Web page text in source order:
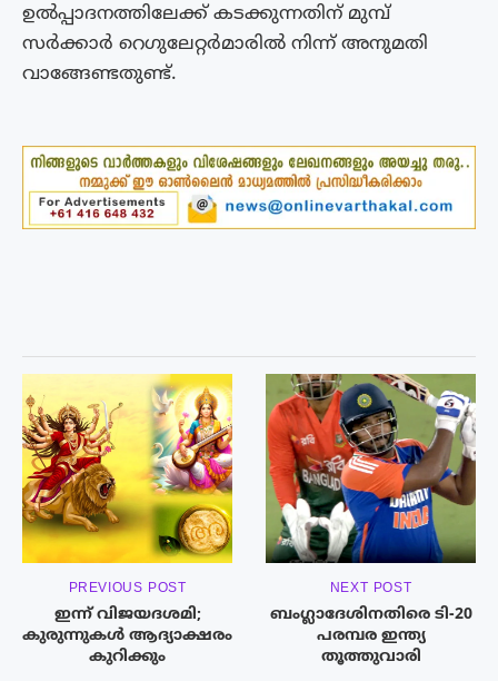
ഉൽപ്പാദനത്തിലേക്ക് കടക്കുന്നതിന് മുമ്പ്
സർക്കാർ റെഗുലേറ്റർമാരിൽ നിന്ന് അനുമതി
വാങ്ങേണ്ടതുണ്ട്.
PREVIOUS POST
ഇന്ന് വിജയദശമി;
കുരുന്നുകള്‍ ആദ്യാക്ഷരം
കുറിക്കും
NEXT POST
ബംഗ്ലാദേശിനതിരെ ടി-20
പരമ്പര ഇന്ത്യ
തൂത്തുവാരി